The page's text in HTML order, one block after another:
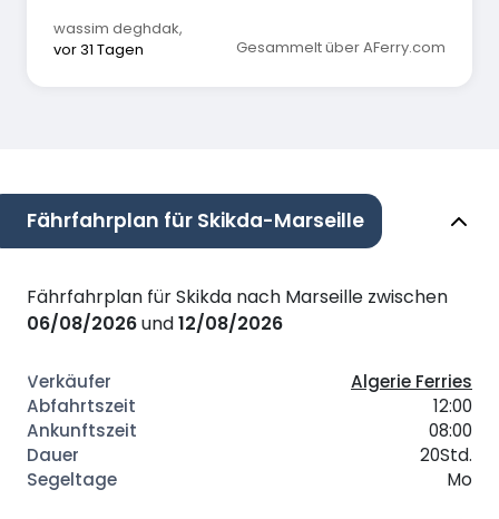
wassim deghdak,
vor 31 Tagen
Gesammelt über AFerry.com
Fährfahrplan für Skikda-Marseille
Fährfahrplan für Skikda nach Marseille zwischen
06/08/2026und12/08/2026
Algerie Ferries
12:00
08:00
20Std.
Mo